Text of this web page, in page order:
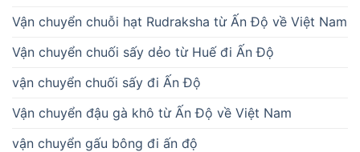
Vận chuyển chuỗi hạt Rudraksha từ Ấn Độ về Việt Nam
Vận chuyển chuối sấy dẻo từ Huế đi Ấn Độ
vận chuyển chuối sấy đi Ấn Độ
Vận chuyển đậu gà khô từ Ấn Độ về Việt Nam
vận chuyển gấu bông đi ấn độ